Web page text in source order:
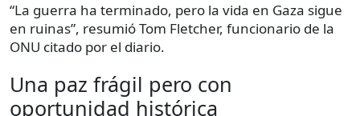
“La guerra ha terminado, pero la vida en Gaza sigue
en ruinas”, resumió Tom Fletcher, funcionario de la
ONU citado por el diario.
Una paz frágil pero con
oportunidad histórica